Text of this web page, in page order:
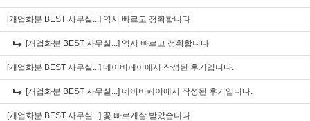
[개업화분 BEST 사무실...] 역시 빠르고 정확합니다
[개업화분 BEST 사무실...] 역시 빠르고 정확합니다
[개업화분 BEST 사무실...] 네이버페이에서 작성된 후기입니다.
[개업화분 BEST 사무실...] 네이버페이에서 작성된 후기입니다.
[개업화분 BEST 사무실...] 꽃 빠르게잘 받았습니다